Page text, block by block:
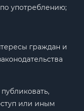
употреблению;
граждан и
публиковать,
или иным